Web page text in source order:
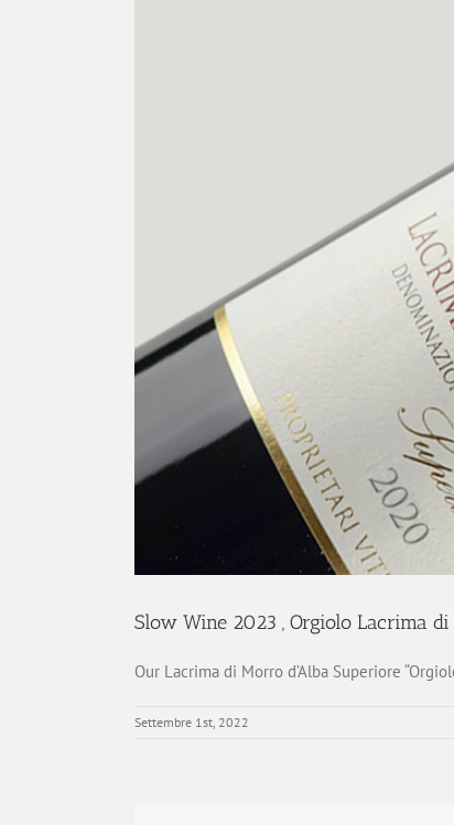
Slow Wine 2023 , Orgiolo Lacrima
Our Lacrima di Morro d’Alba Superiore
Settembre 1st, 2022